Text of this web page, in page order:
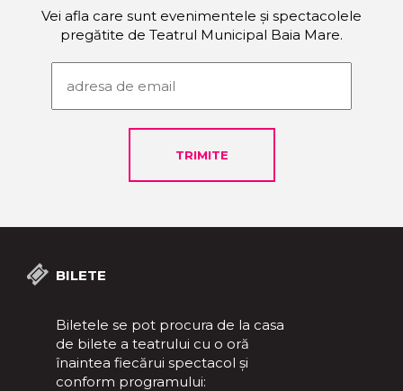
Vei afla care sunt evenimentele și spectacolele
pregătite de Teatrul Municipal Baia Mare.
BILETE
Biletele se pot procura de la casa
de bilete a teatrului cu o oră
înaintea fiecărui spectacol și
conform programului: